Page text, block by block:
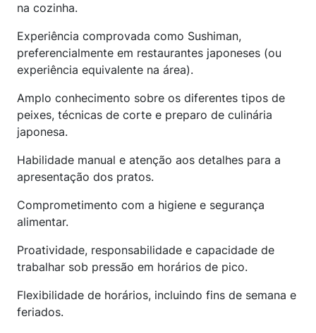
na cozinha.
Experiência comprovada como Sushiman,
preferencialmente em restaurantes japoneses (ou
experiência equivalente na área).
Amplo conhecimento sobre os diferentes tipos de
peixes, técnicas de corte e preparo de culinária
japonesa.
Habilidade manual e atenção aos detalhes para a
apresentação dos pratos.
Comprometimento com a higiene e segurança
alimentar.
Proatividade, responsabilidade e capacidade de
trabalhar sob pressão em horários de pico.
Flexibilidade de horários, incluindo fins de semana e
feriados.